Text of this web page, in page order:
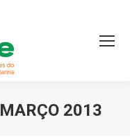
MARÇO 2013